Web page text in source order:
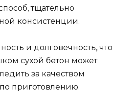
тщательно
консистенции.
и долговечность, что
сухой бетон может
за качеством
приготовлению.